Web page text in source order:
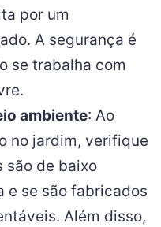
por um
A segurança é
se trabalha com
ambiente: Ao
no jardim, verifique
são de baixo
e se são fabricados
Além disso,